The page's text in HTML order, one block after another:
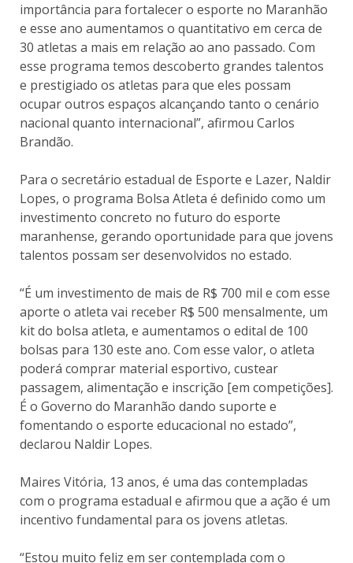
importância para fortalecer o esporte no Maranhão
e esse ano aumentamos o quantitativo em cerca de
30 atletas a mais em relação ao ano passado. Com
esse programa temos descoberto grandes talentos
e prestigiado os atletas para que eles possam
ocupar outros espaços alcançando tanto o cenário
nacional quanto internacional”, afirmou Carlos
Brandão.
Para o secretário estadual de Esporte e Lazer, Naldir
Lopes, o programa Bolsa Atleta é definido como um
investimento concreto no futuro do esporte
maranhense, gerando oportunidade para que jovens
talentos possam ser desenvolvidos no estado.
“É um investimento de mais de R$ 700 mil e com esse
aporte o atleta vai receber R$ 500 mensalmente, um
kit do bolsa atleta, e aumentamos o edital de 100
bolsas para 130 este ano. Com esse valor, o atleta
poderá comprar material esportivo, custear
passagem, alimentação e inscrição [em competições].
É o Governo do Maranhão dando suporte e
fomentando o esporte educacional no estado”,
declarou Naldir Lopes.
Maires Vitória, 13 anos, é uma das contempladas
com o programa estadual e afirmou que a ação é um
incentivo fundamental para os jovens atletas.
“Estou muito feliz em ser contemplada com o